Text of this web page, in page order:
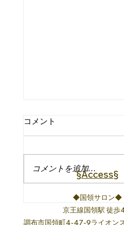
どんな感情も美しい
コメント
コメントを追加…§Access§
◆国領サロン◆
京王線国領駅 徒歩
調布市国領町4-47-9ライオン